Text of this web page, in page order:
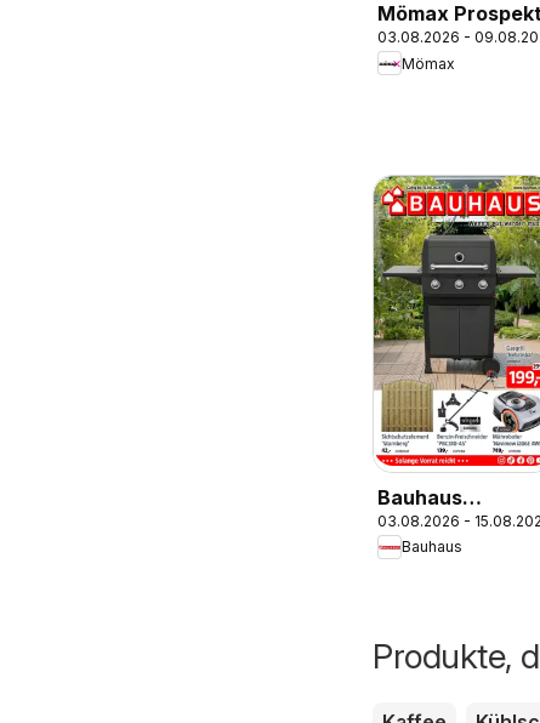
Mömax
03.08.2026 -
Mömax
Bauhaus
Prospekt
03.08.2026 -
Bauhaus
Produkte,